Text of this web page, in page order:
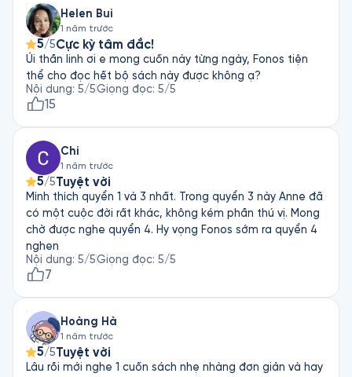
Helen Bui
1 năm trước
5/5Cực kỳ tâm đắc!
Úi thần linh ơi e mong cuốn này từng ngày, Fonos tiện
thể cho đọc hết bộ sách này được không ạ?
Nội dung: 5/5Giọng đọc: 5/5
15
Chi
1 năm trước
5/5Tuyệt vời
Mình thích quyển 1 và 3 nhất. Trong quyển 3 này Anne đã
có một cuộc đời rất khác, không kém phần thú vị. Mong
chờ được nghe quyển 4. Hy vọng Fonos sớm ra quyển 4
nghen
Nội dung: 5/5Giọng đọc: 5/5
7
Hoàng Hà
1 năm trước
5/5Tuyệt vời
Lâu rồi mới nghe 1 cuốn sách nhẹ nhàng đơn giản và hay